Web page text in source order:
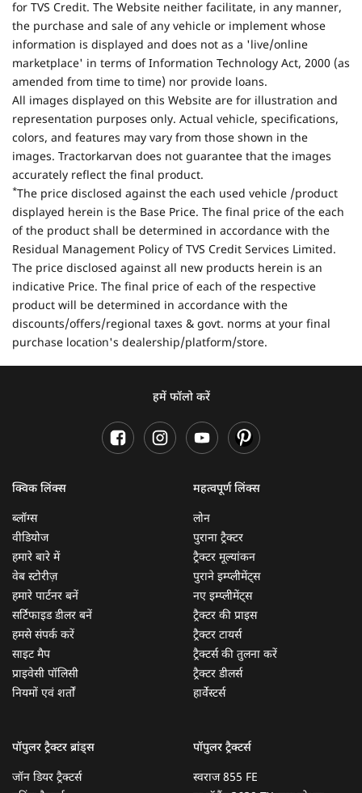
for TVS Credit. The Website neither facilitate, in any manner,
the purchase and sale of any vehicle or implement whose
information is displayed and does not as a 'live/online
marketplace' in terms of Information Technology Act, 2000 (as
amended from time to time) nor provide loans.
All images displayed on this Website are for illustration and
representation purposes only. Actual vehicle, specifications,
colors, and features may vary from those shown in the
images. Tractorkarvan does not guarantee that the images
accurately reflect the final product.
*The price disclosed against the each used vehicle /product
displayed herein is the Base Price. The final price of the each
of the product shall be determined in accordance with the
Residual Management Policy of TVS Credit Services Limited.
The price disclosed against all new products herein is an
indicative Price. The final price of each of the respective
product will be determined in accordance with the
discounts/offers/regional taxes & govt. norms at your final
purchase location's dealership/platform/store.
हमें फॉलो करें
क्विक लिंक्स
ब्लॉग्स
वीडियोज
हमारे बारे में
वेब स्टोरीज़
हमारे पार्टनर बनें
सर्टिफाइड डीलर बनें
हमसे संपर्क करें
साइट मैप
प्राइवेसी पॉलिसी
नियमों एवं शर्तों
महत्वपूर्ण लिंक्स
लोन
पुराना ट्रैक्टर
ट्रैक्टर मूल्यांकन
पुराने इम्प्लीमेंट्स
नए इम्प्लीमेंट्स
ट्रैक्टर की प्राइस
ट्रैक्टर टायर्स
ट्रैक्टर्स की तुलना करें
ट्रैक्टर डीलर्स
हार्वेस्टर्स
पॉपुलर ट्रैक्टर ब्रांड्स
जॉन डियर ट्रैक्टर्स
पॉपुलर ट्रैक्टर्स
स्वराज 855 FE